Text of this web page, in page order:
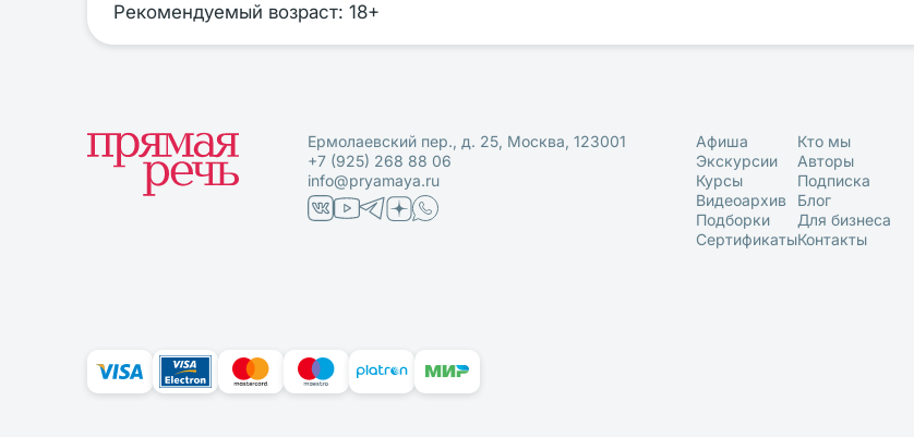
Рекомендуемый возраст: 18+
Ермолаевский пер., д. 25, Москва, 123001
+7 (925) 268 88 06
info@pryamaya.ru
Афиша
Экскурсии
Курсы
Видеоархив
Подборки
Сертификаты
Кто мы
Авторы
Подписка
Блог
Для бизнеса
Контакты